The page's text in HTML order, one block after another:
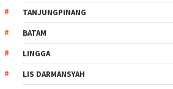
TANJUNGPINANG
BATAM
LINGGA
LIS DARMANSYAH